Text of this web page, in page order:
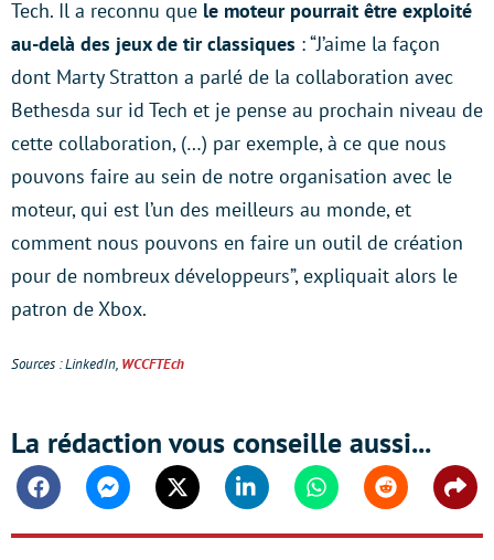
Tech. Il a reconnu que le moteur pourrait être exploité
au-delà des jeux de tir classiques : “J’aime la façon
dont Marty Stratton a parlé de la collaboration avec
Bethesda sur id Tech et je pense au prochain niveau de
cette collaboration, (…) par exemple, à ce que nous
pouvons faire au sein de notre organisation avec le
moteur, qui est l’un des meilleurs au monde, et
comment nous pouvons en faire un outil de création
pour de nombreux développeurs”, expliquait alors le
patron de Xbox.
Sources : LinkedIn, WCCFTEch
La rédaction vous conseille aussi...
FacebookMessengerTwitter Linkedin WhatsappReddit